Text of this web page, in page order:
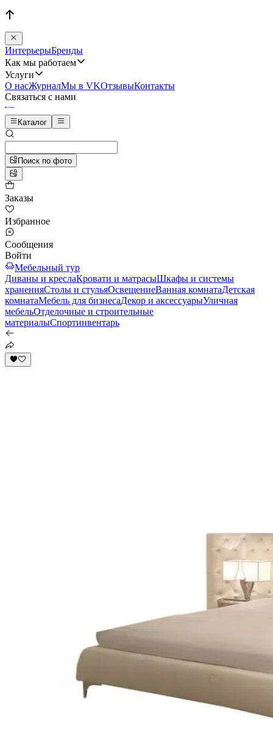
ИнтерьерыБренды
Как мы работаем
Услуги
О насЖурналМы в VKОтзывыКонтакты
Связаться с нами
Каталог
Поиск по фото
Заказы
Избранное
Сообщения
Войти
Мебельный тур
Диваны и креслаКровати и матрасыШкафы и системы
храненияСтолы и стульяОсвещениеВанная комнатаДетская
комнатаМебель для бизнесаДекор и аксессуарыУличная
мебельОтделочные и строительные
материалыСпортинвентарь